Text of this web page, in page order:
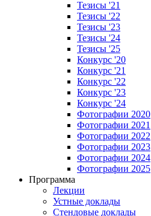
Тезисы '21
Тезисы '22
Тезисы '23
Тезисы '24
Тезисы '25
Конкурс '20
Конкурс '21
Конкурс '22
Конкурс '23
Конкурс '24
Фотографии 2020
Фотографии 2021
Фотографии 2022
Фотографии 2023
Фотографии 2024
Фотографии 2025
Программа
Лекции
Устные доклады
Стендовые доклады